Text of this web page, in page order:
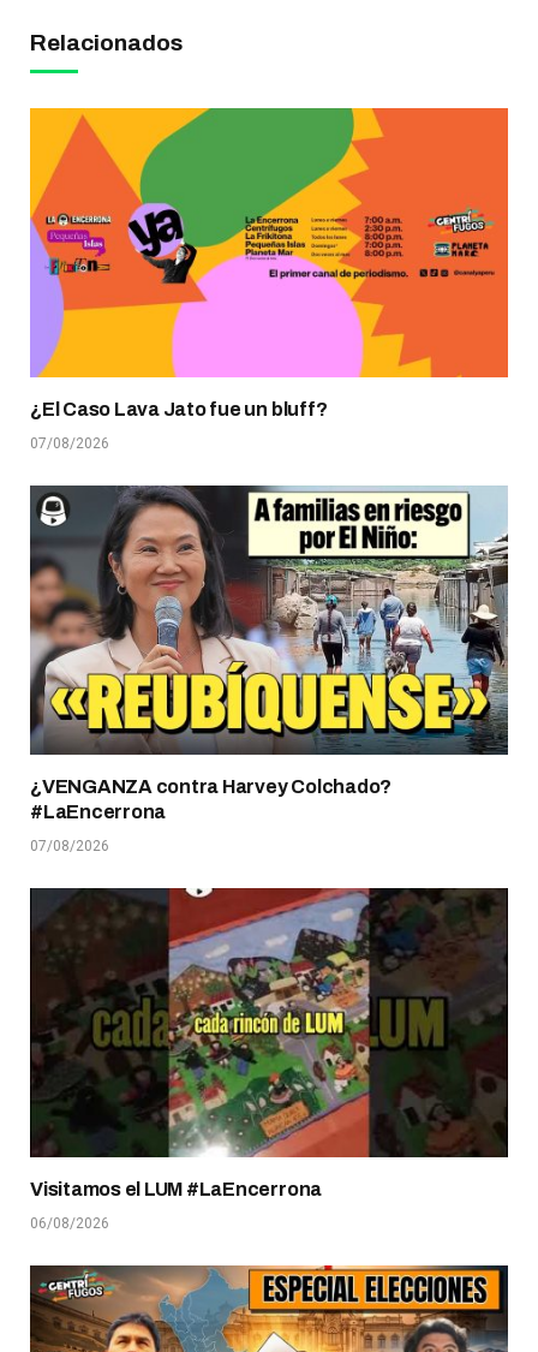
Relacionados
¿El Caso Lava Jato fue un bluff?
07/08/2026
¿VENGANZA contra Harvey Colchado?
#LaEncerrona
07/08/2026
Visitamos el LUM #LaEncerrona
06/08/2026